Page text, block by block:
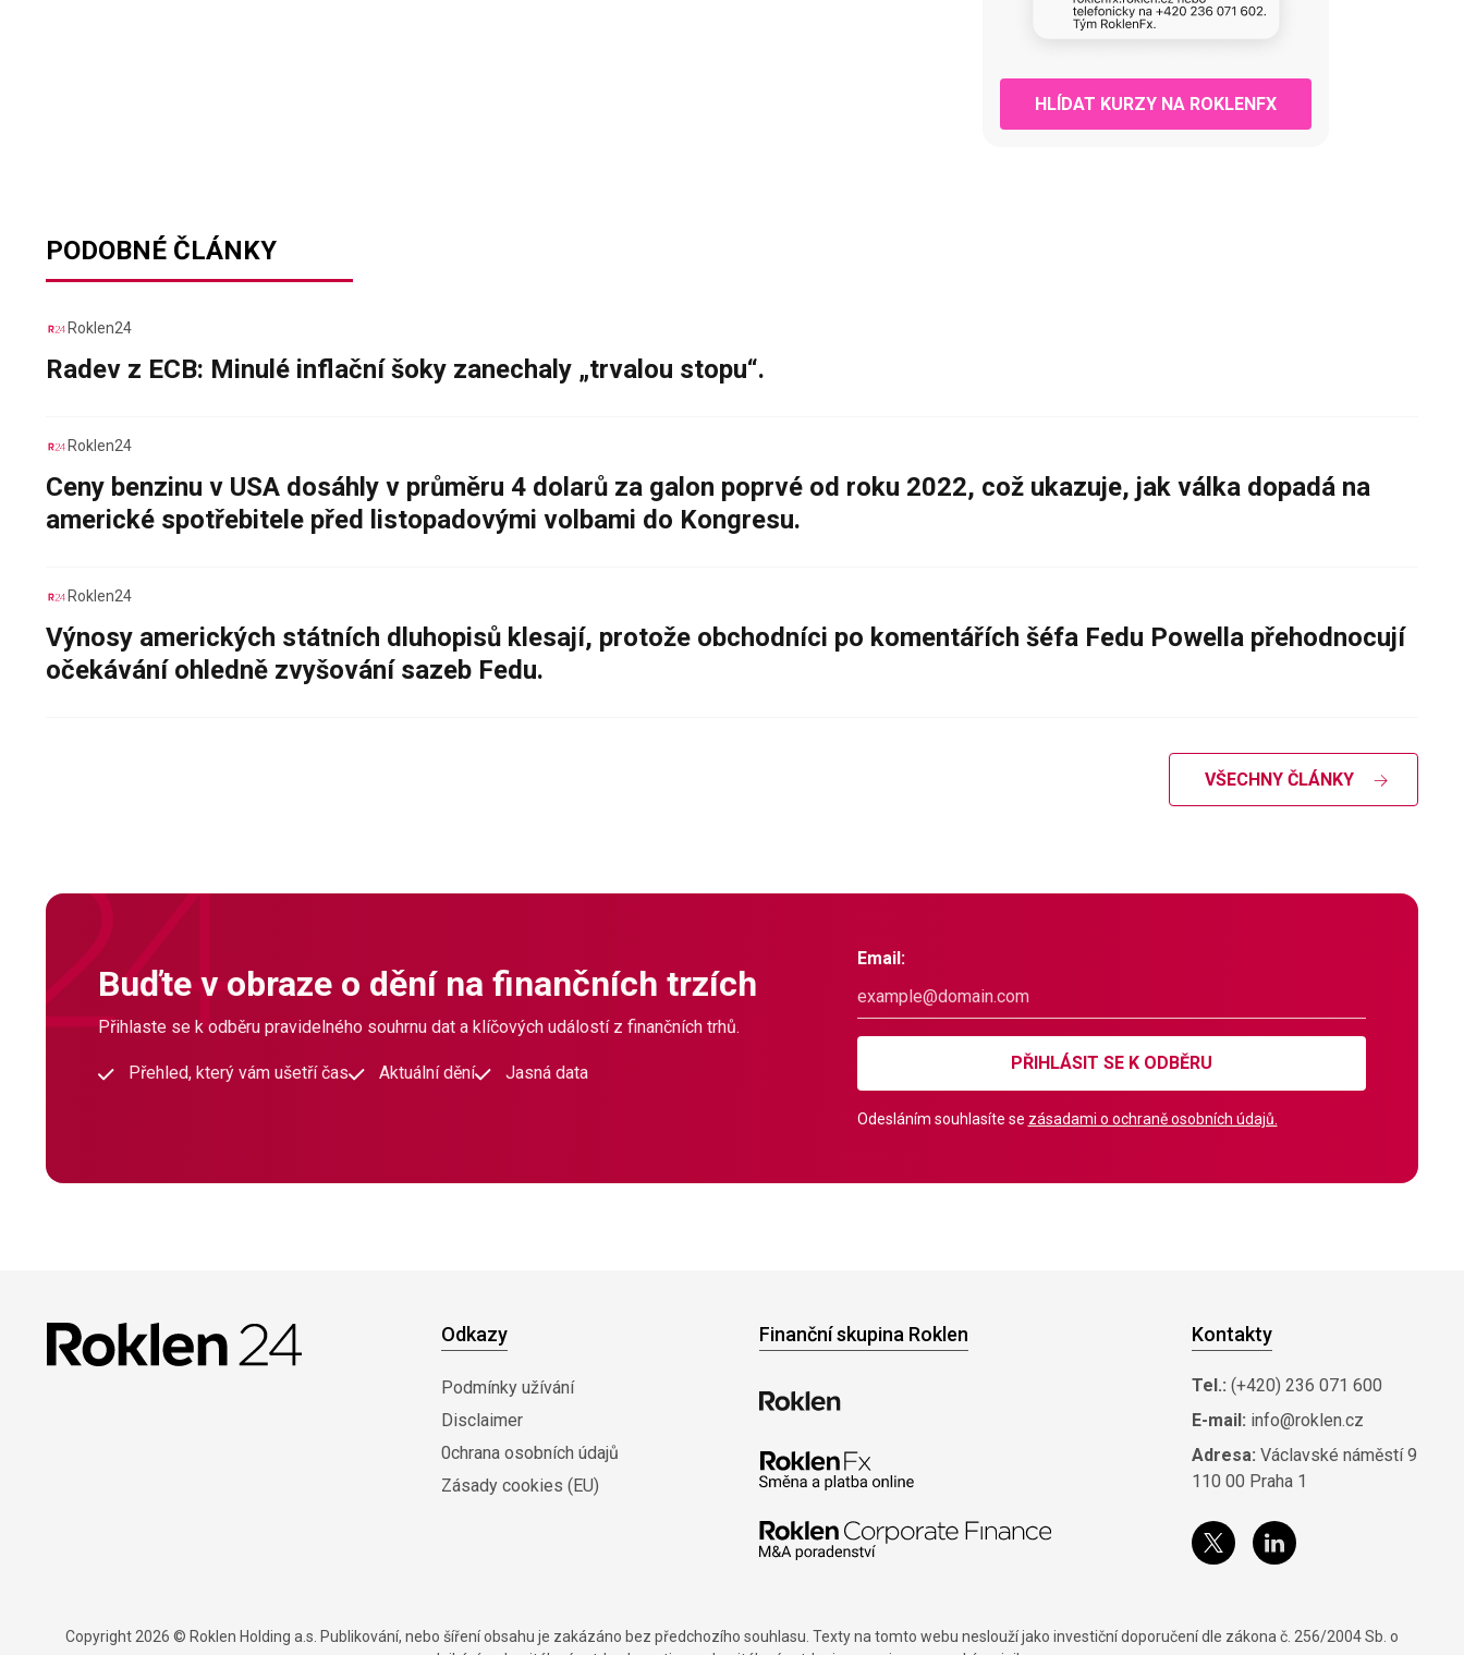
HLÍDAT KURZY NA ROKLENFX
PODOBNÉ ČLÁNKY
Roklen24
Radev z ECB: Minulé inflační šoky zanechaly „trvalou stopu“.
Roklen24
Ceny benzinu v USA dosáhly v průměru 4 dolarů za galon poprvé od roku 2022, což ukazuje, jak válka dopadá na
americké spotřebitele před listopadovými volbami do Kongresu.
Roklen24
Výnosy amerických státních dluhopisů klesají, protože obchodníci po komentářích šéfa Fedu Powella přehodnocují
očekávání ohledně zvyšování sazeb Fedu.
VŠECHNY ČLÁNKY
Buďte v obraze o dění na finančních trzích
Přihlaste se k odběru pravidelného souhrnu dat a klíčových událostí z finančních trhů.
Přehled, který vám ušetří čas Aktuální dění Jasná data
Email:
PŘIHLÁSIT SE K ODBĚRU
Odesláním souhlasíte se zásadami o ochraně osobních údajů.
Odkazy
Podmínky užívání
Disclaimer
0chrana osobních údajů
Zásady cookies (EU)
Finanční skupina Roklen Kontakty
Tel.: (+420) 236 071 600
E-mail: info@roklen.cz
Adresa: Václavské náměstí 9
110 00 Praha 1
Copyright 2026 © Roklen Holding a.s. Publikování, nebo šíření obsahu je zakázáno bez předchozího souhlasu. Texty na tomto webu neslouží jako investiční doporučení dle zákona č. 256/2004 Sb. o